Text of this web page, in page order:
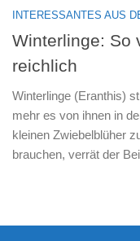
INTERESSANTES AUS
Winterlinge: So
reichlich
Winterlinge (Eranthis)
mehr es von ihnen in
kleinen Zwiebelblüher
brauchen, verrät der